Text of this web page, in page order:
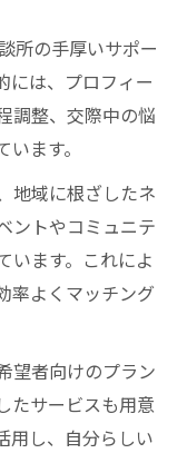
所の手厚いサポー
には、プロフィー
調整、交際中の悩
ます。
地域に根ざしたネ
ントやコミュニテ
います。これによ
率よくマッチング
望者向けのプラン
たサービスも用意
用し、自分らしい